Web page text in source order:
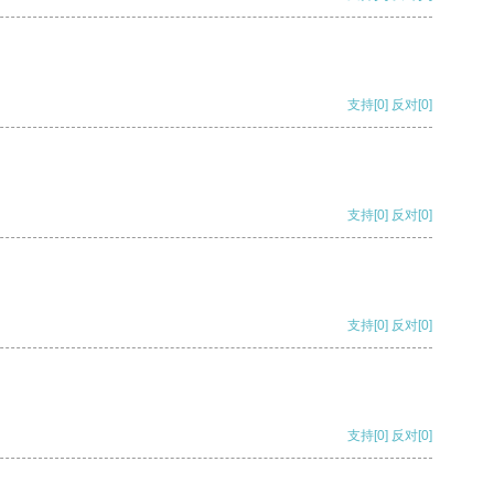
支持[0] 反对[0]
支持[0] 反对[0]
支持[0] 反对[0]
支持[0] 反对[0]